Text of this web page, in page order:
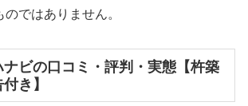
ではありません。
ナビの口コミ・評判・実態【杵築
き】